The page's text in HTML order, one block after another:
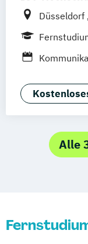
Düsseldorf
Weil am
(Duales
Studium)
Alle